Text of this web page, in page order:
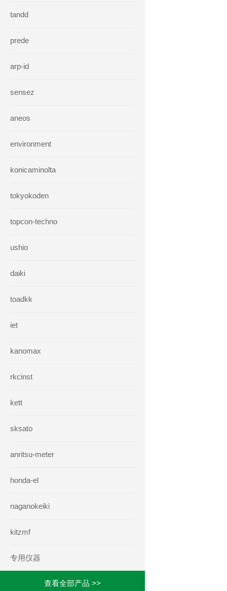
tandd
prede
arp-id
sensez
aneos
environment
konicaminolta
tokyokoden
topcon-techno
ushio
daiki
toadkk
iet
kanomax
rkcinst
kett
sksato
anritsu-meter
honda-el
naganokeiki
kitzmf
专用仪器
查看全部产品 >>